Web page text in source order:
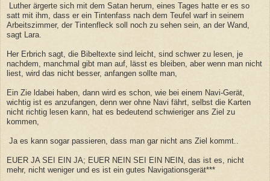
Luther ärgerte sich mit dem Satan herum, eines Tages hatte er es so
satt mit ihm, dass er ein Tintenfass nach dem Teufel warf in seinem
Arbeitszimmer, der Tintenfleck soll noch zu sehen sein, an der Wand,
sagt Lara.
Her Erbrich sagt, die Bibeltexte sind leicht, sind schwer zu lesen, je
nachdem, manchmal gibt man auf, lässt es bleiben, aber wenn man nicht
liest, wird das nicht besser, anfangen sollte man,
Ein Zie ldabei haben, dann wird es schon, wie bei einem Navi-Gerät,
wichtig ist es anzufangen, denn wer ohne Navi fährt, selbst die Karten
nicht richtig lesen kann, hat es bedeutend schwieriger ans Ziel zu
kommen,
Ja es kann sogar passieren, dass man gar nicht ans Ziel kommt..
EUER JA SEI EIN JA; EUER NEIN SEI EIN NEIN, das ist es, nicht
mehr, nicht weniger und es ist ein gutes Navigationsgerät***